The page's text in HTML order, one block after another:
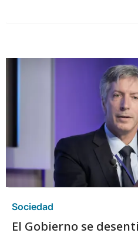
Sociedad
El Gobierno se